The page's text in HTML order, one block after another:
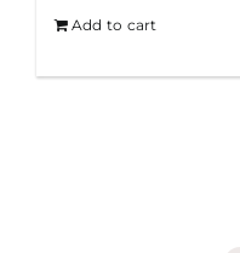
Add to cart